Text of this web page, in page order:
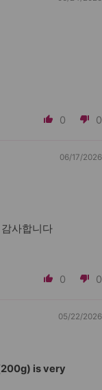
0 0
06/17/2026
사합니다
0 0
05/22/2026
is very